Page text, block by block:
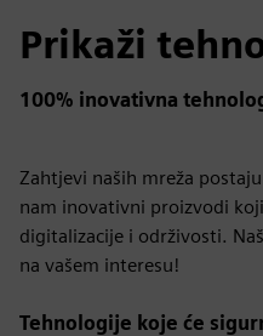
Prikaži
100% inovativna
Zahtjevi naših mreža
nam inovativni proizvodi
digitalizacije i održivosti.
na vašem interesu!
Tehnologije koje će